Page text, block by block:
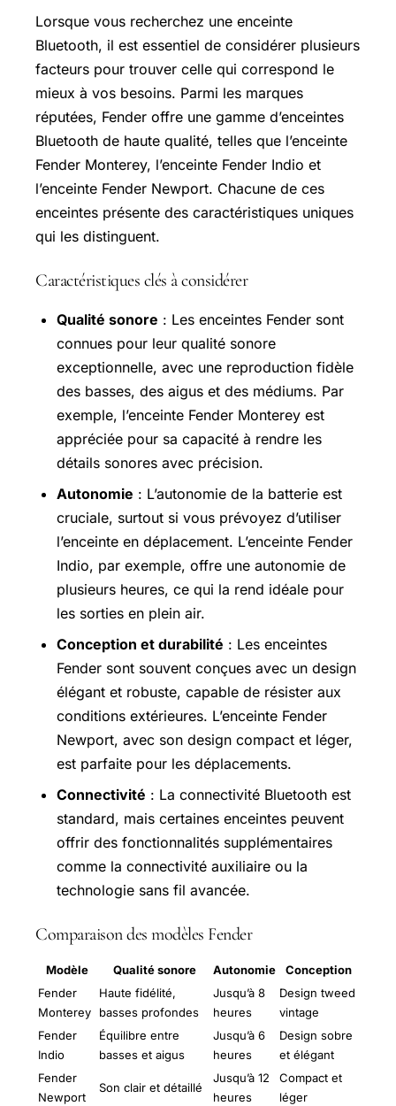
Lorsque vous recherchez une enceinte
Bluetooth, il est essentiel de considérer plusieurs
facteurs pour trouver celle qui correspond le
mieux à vos besoins. Parmi les marques
réputées, Fender offre une gamme d’enceintes
Bluetooth de haute qualité, telles que l’enceinte
Fender Monterey, l’enceinte Fender Indio et
l’enceinte Fender Newport. Chacune de ces
enceintes présente des caractéristiques uniques
qui les distinguent.
Caractéristiques clés à considérer
Qualité sonore : Les enceintes Fender sont
connues pour leur qualité sonore
exceptionnelle, avec une reproduction fidèle
des basses, des aigus et des médiums. Par
exemple, l’enceinte Fender Monterey est
appréciée pour sa capacité à rendre les
détails sonores avec précision.
Autonomie : L’autonomie de la batterie est
cruciale, surtout si vous prévoyez d’utiliser
l’enceinte en déplacement. L’enceinte Fender
Indio, par exemple, offre une autonomie de
plusieurs heures, ce qui la rend idéale pour
les sorties en plein air.
Conception et durabilité : Les enceintes
Fender sont souvent conçues avec un design
élégant et robuste, capable de résister aux
conditions extérieures. L’enceinte Fender
Newport, avec son design compact et léger,
est parfaite pour les déplacements.
Connectivité : La connectivité Bluetooth est
standard, mais certaines enceintes peuvent
offrir des fonctionnalités supplémentaires
comme la connectivité auxiliaire ou la
technologie sans fil avancée.
Comparaison des modèles Fender
Modèle Qualité sonore Autonomie
Conception
Fender
Monterey
Haute fidélité,
basses profondes
Jusqu’à 8
heures
Design tweed
vintage
Fender
Indio
Équilibre entre
basses et aigus
Jusqu’à 6
heures
Design sobre
et élégant
Fender
Newport
Son clair et détaillé
Jusqu’à 12
heures
Compact et
léger